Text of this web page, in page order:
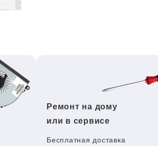
Ремонт на дому
или в сервисе
Бесплатная доставка